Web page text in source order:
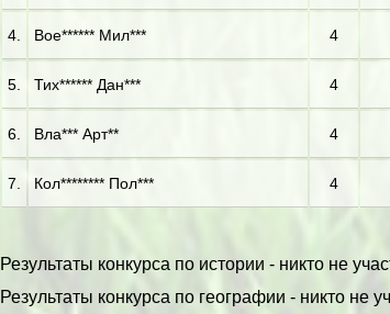
4. Вое****** Мил*** 4
5. Тих****** Дан*** 4
6. Вла*** Арт** 4
7. Кол******** Пол*** 4
Результаты конкурса по истории - никто не
Результаты конкурса по географии - никто не